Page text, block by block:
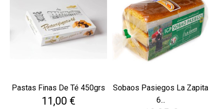
Pastas Finas De Té 450grs
Precio
11,00 €
Sobaos Pasiegos La Zapita
6...